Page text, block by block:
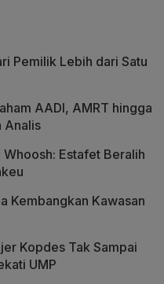
Pemilik Lebih dari Satu
AADI, AMRT hingga
Analis
Estafet Beralih
Kembangkan Kawasan
Kopdes Tak Sampai
UMP